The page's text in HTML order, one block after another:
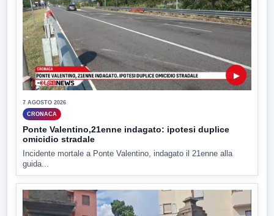
▶
7 AGOSTO 2026
CRONACA
Ponte Valentino,21enne indagato: ipotesi duplice
omicidio stradale
Incidente mortale a Ponte Valentino, indagato il 21enne alla
guida...